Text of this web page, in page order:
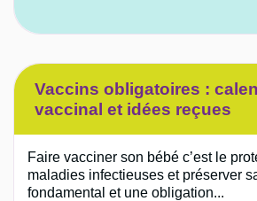
Vaccins obligatoires :
vaccinal et idées reçues
Faire vacciner son bébé c’est le
maladies infectieuses et préserver
fondamental et une obligation...